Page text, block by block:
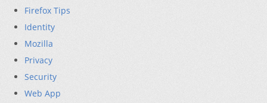
Firefox Tips
Identity
Mozilla
Privacy
Security
Web App